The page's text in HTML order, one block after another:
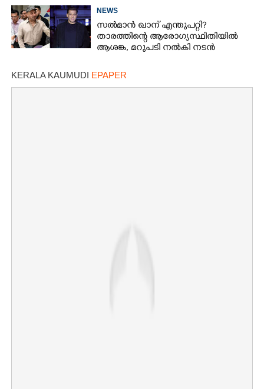
NEWS
സൽമാൻ ഖാന് എന്തുപറ്റി?
താരത്തിന്റെ ആരോഗ്യസ്ഥിതിയിൽ
ആശങ്ക, മറുപടി നൽകി നടൻ
KERALA KAUMUDI EPAPER